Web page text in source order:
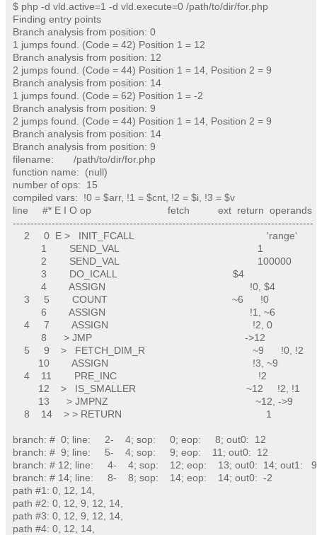
$ php -d vld.active=1 -d vld.execute=0 /path/to/dir/for.php
Finding entry points
Branch analysis from position: 0
1 jumps found. (Code = 42) Position 1 = 12
Branch analysis from position: 12
2 jumps found. (Code = 44) Position 1 = 14, Position 2 = 9
Branch analysis from position: 14
1 jumps found. (Code = 62) Position 1 = -2
Branch analysis from position: 9
2 jumps found. (Code = 44) Position 1 = 14, Position 2 = 9
Branch analysis from position: 14
Branch analysis from position: 9
filename:       /path/to/dir/for.php
function name:  (null)
number of ops:  15
compiled vars:  !0 = $arr, !1 = $cnt, !2 = $i, !3 = $v
line     #* E I O op                           fetch          ext  return  operands
-------------------------------------------------------------------------------------
    2     0  E >   INIT_FCALL                                               'range'
          1        SEND_VAL                                                 1
          2        SEND_VAL                                                 100000
          3        DO_ICALL                                         $4
          4        ASSIGN                                                   !0, $4
    3     5        COUNT                                            ~6      !0
          6        ASSIGN                                                   !1, ~6
    4     7        ASSIGN                                                   !2, 0
          8      > JMP                                                      ->12
    5     9    >   FETCH_DIM_R                                      ~9      !0, !2
         10        ASSIGN                                                   !3, ~9
    4    11        PRE_INC                                                  !2
         12    >   IS_SMALLER                                       ~12     !2, !1
         13      > JMPNZ                                                    ~12, ->9
    8    14    > > RETURN                                                   1
branch: #  0; line:     2-    4; sop:     0; eop:     8; out0:  12
branch: #  9; line:     5-    4; sop:     9; eop:    11; out0:  12
branch: # 12; line:     4-    4; sop:    12; eop:    13; out0:  14; out1:
branch: # 14; line:     8-    8; sop:    14; eop:    14; out0:  -2
path #1: 0, 12, 14,
path #2: 0, 12, 9, 12, 14,
path #3: 0, 12, 9, 12, 14,
path #4: 0, 12, 14,